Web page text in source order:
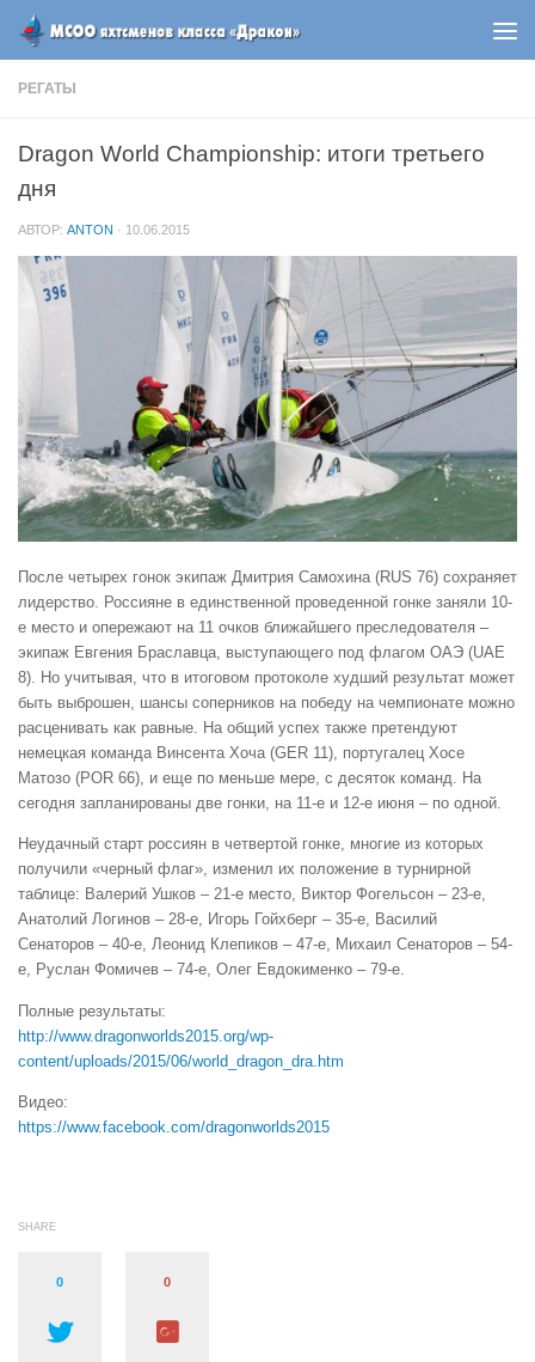
РЕГАТЫ
Dragon World Championship: итоги третьего
дня
АВТОР: ANTON · 10.06.2015
После четырех гонок экипаж Дмитрия Самохина (RUS 76) сохраняет
лидерство. Россияне в единственной проведенной гонке заняли 10-
е место и опережают на 11 очков ближайшего преследователя –
экипаж Евгения Браславца, выступающего под флагом ОАЭ (UAE
8). Но учитывая, что в итоговом протоколе худший результат может
быть выброшен, шансы соперников на победу на чемпионате можно
расценивать как равные. На общий успех также претендуют
немецкая команда Винсента Хоча (GER 11), португалец Хосе
Матозо (POR 66), и еще по меньше мере, с десяток команд. На
сегодня запланированы две гонки, на 11-е и 12-е июня – по одной.
Неудачный старт россиян в четвертой гонке, многие из которых
получили «черный флаг», изменил их положение в турнирной
таблице: Валерий Ушков – 21-е место, Виктор Фогельсон – 23-е,
Анатолий Логинов – 28-е, Игорь Гойхберг – 35-е, Василий
Сенаторов – 40-е, Леонид Клепиков – 47-е, Михаил Сенаторов – 54-
е, Руслан Фомичев – 74-е, Олег Евдокименко – 79-е.
Полные результаты:
http://www.dragonworlds2015.org/wp-
content/uploads/2015/06/world_dragon_dra.htm
Видео:
https://www.facebook.com/dragonworlds2015
SHARE
0 0